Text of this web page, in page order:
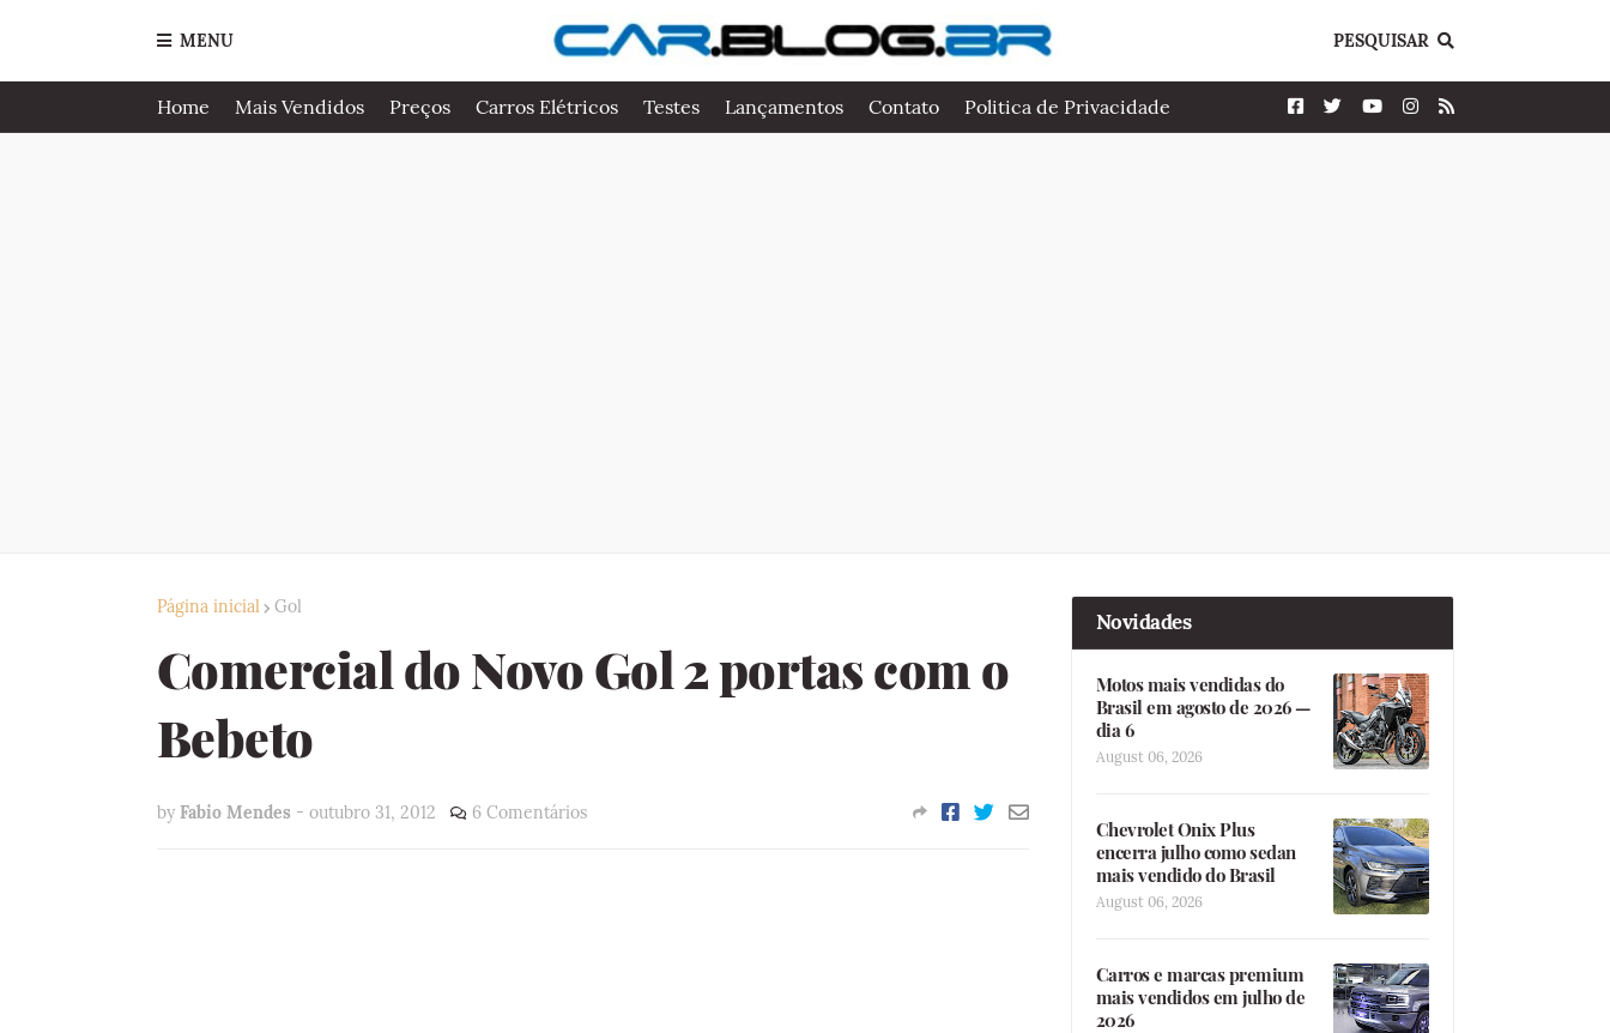
MENU PESQUISAR
Home Mais Vendidos Preços Carros Elétricos Testes Lançamentos Contato Politica de Privacidade
Página inicial Gol
Comercial do Novo Gol 2 portas com o
Bebeto
by Fabio Mendes - outubro 31, 2012 6 Comentários
Novidades
Motos mais vendidas do
Brasil em agosto de 2026 —
dia 6
August 06, 2026
Chevrolet Onix Plus
encerra julho como sedan
mais vendido do Brasil
August 06, 2026
Carros e marcas premium
mais vendidos em julho de
2026